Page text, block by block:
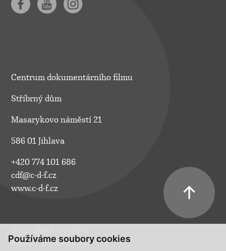
Používáme soubory cookies
Centrum dokumentárního filmu
Stříbrný dům
Masarykovo náměstí 21
586 01 Jihlava
+420 774 101 686
cdf@c-d-f.cz
www.c-d-f.cz
Po–Pá:
10.00–18.00